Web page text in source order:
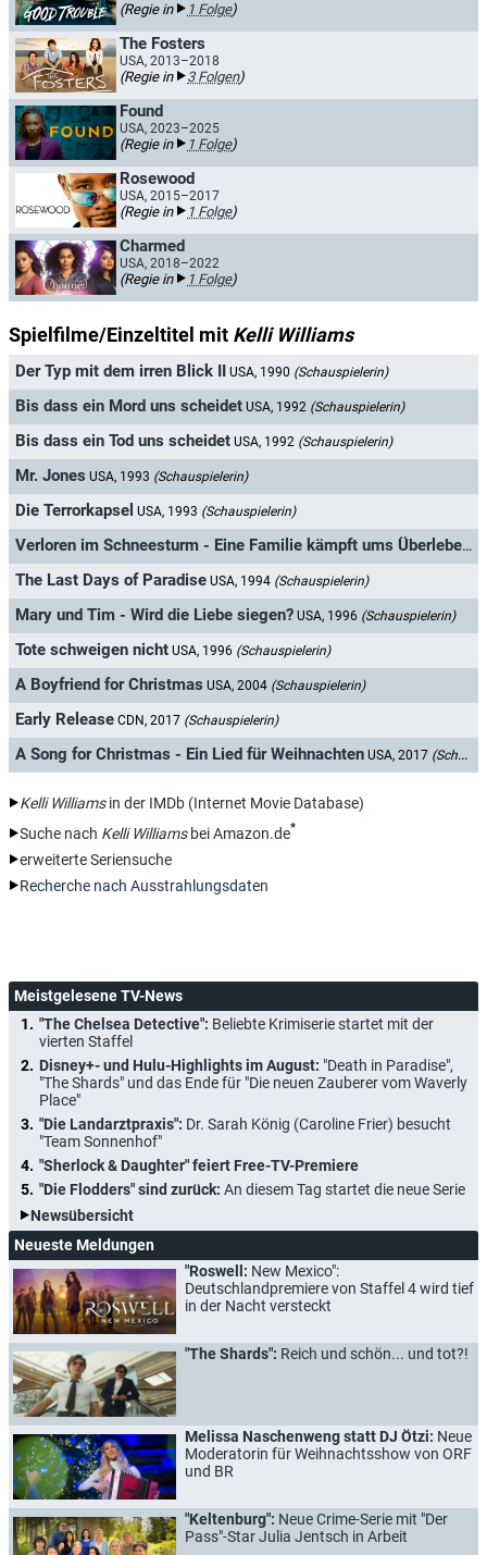
(Regie in 1 Folge)
The Fosters
USA, 2013–2018
(Regie in 3 Folgen)
Found
USA, 2023–2025
(Regie in 1 Folge)
Rosewood
USA, 2015–2017
(Regie in 1 Folge)
Charmed
USA, 2018–2022
(Regie in 1 Folge)
Spielfilme/Einzeltitel mit Kelli Williams
Der Typ mit dem irren Blick II USA, 1990 (Schauspielerin)
Bis dass ein Mord uns scheidet USA, 1992 (Schauspielerin)
Bis dass ein Tod uns scheidet USA, 1992 (Schauspielerin)
Mr. Jones USA, 1993 (Schauspielerin)
Die Terrorkapsel USA, 1993 (Schauspielerin)
Verloren im Schneesturm - Eine Familie kämpft ums Überleben
The Last Days of Paradise USA, 1994 (Schauspielerin)
Mary und Tim - Wird die Liebe siegen? USA, 1996 (Schauspielerin)
Tote schweigen nicht USA, 1996 (Schauspielerin)
A Boyfriend for Christmas USA, 2004 (Schauspielerin)
Early Release CDN, 2017 (Schauspielerin)
A Song for Christmas - Ein Lied für Weihnachten USA, 2017 (Schauspielerin)
Kelli Williamsin der IMDb (Internet Movie Database)
Suche nach Kelli Williamsbei Amazon.de*
erweiterte Seriensuche
Recherche nach Ausstrahlungsdaten
Meistgelesene TV-News
"The Chelsea Detective": Beliebte Krimiserie startet mit der
vierten Staffel
Disney+- und Hulu-Highlights im August: "Death in Paradise",
"The Shards" und das Ende für "Die neuen Zauberer vom Waverly
Place"
"Die Landarztpraxis": Dr. Sarah König (Caroline Frier) besucht
"Team Sonnenhof"
"Sherlock & Daughter" feiert Free-TV-Premiere
"Die Flodders" sind zurück: An diesem Tag startet die neue Serie
Newsübersicht
Neueste Meldungen
"Roswell: New Mexico":
Deutschlandpremiere von Staffel 4 wird tief
in der Nacht versteckt
"The Shards": Reich und schön... und tot?!
Melissa Naschenweng statt DJ Ötzi: Neue
Moderatorin für Weihnachtsshow von ORF
und BR
"Keltenburg": Neue Crime-Serie mit "Der
Pass"-Star Julia Jentsch in Arbeit